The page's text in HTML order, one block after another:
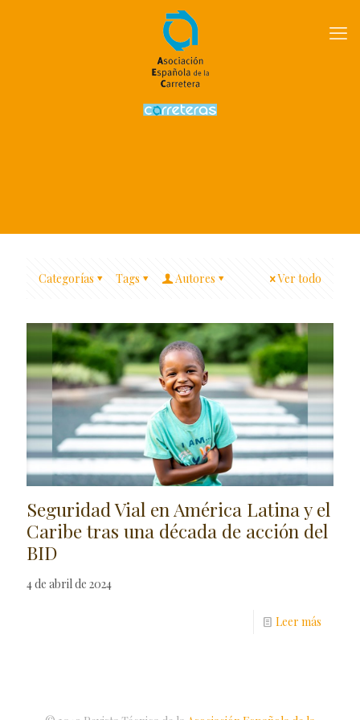
Categorías Tags Autores Ver todo
Seguridad Vial en América Latina y el
Caribe tras una década de acción del
BID
4 de abril de 2024
Leer más